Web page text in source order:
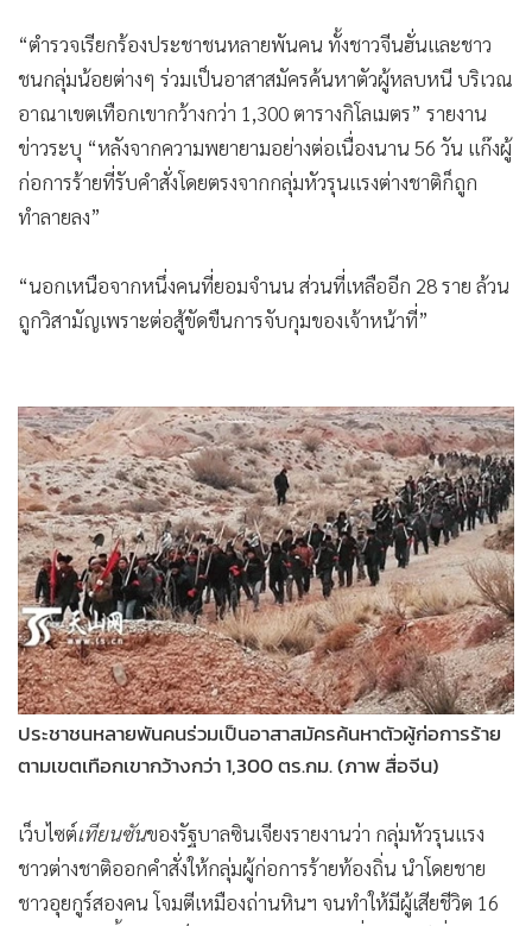
“ตำรวจเรียกร้องประชาชนหลายพันคน ทั้งชาวจีนฮั่นและชาว
ชนกลุ่มน้อยต่างๆ ร่วมเป็นอาสาสมัครค้นหาตัวผู้หลบหนี บริเวณ
อาณาเขตเทือกเขากว้างกว่า 1,300 ตารางกิโลเมตร” รายงาน
ข่าวระบุ “หลังจากความพยายามอย่างต่อเนื่องนาน 56 วัน แก๊งผู้
ก่อการร้ายที่รับคำสั่งโดยตรงจากกลุ่มหัวรุนแรงต่างชาติก็ถูก
ทำลายลง”
“นอกเหนือจากหนึ่งคนที่ยอมจำนน ส่วนที่เหลืออีก 28 ราย ล้วน
ถูกวิสามัญเพราะต่อสู้ขัดขืนการจับกุมของเจ้าหน้าที่”
ประชาชนหลายพันคนร่วมเป็นอาสาสมัครค้นหาตัวผู้ก่อการร้าย
ตามเขตเทือกเขากว้างกว่า 1,300 ตร.กม. (ภาพ สื่อจีน)
เว็บไซต์เทียนซันของรัฐบาลซินเจียงรายงานว่า กลุ่มหัวรุนแรง
ชาวต่างชาติออกคำสั่งให้กลุ่มผู้ก่อการร้ายท้องถิ่น นำโดยชาย
ชาวอุยกูร์สองคน โจมตีเหมืองถ่านหินฯ จนทำให้มีผู้เสียชีวิต 16